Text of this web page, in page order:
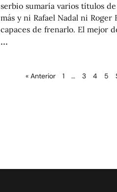
serbio sumaría varios títulos
más y ni Rafael Nadal ni Roger
capaces de frenarlo. El mejor
« Anterior 1 … 3 4 5